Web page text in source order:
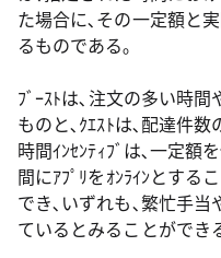
た場合に､その一定額と
るものである｡
ﾌﾞｰｽﾄは､注文の多い時
ものと､ｸｴｽﾄは､配達件数
時間ｲﾝｾﾝﾃｨﾌﾞは､一定額
間にｱﾌﾟﾘをｵﾝﾗｲﾝとする
でき､いずれも､繁忙手
ているとみることができ